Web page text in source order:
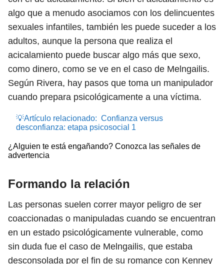
algo que a menudo asociamos con los delincuentes
sexuales infantiles, también les puede suceder a los
adultos, aunque la persona que realiza el
acicalamiento puede buscar algo más que sexo,
como dinero, como se ve en el caso de Melngailis.
Según Rivera, hay pasos que toma un manipulador
cuando prepara psicológicamente a una víctima.
💡Artículo relacionado: Confianza versus
desconfianza: etapa psicosocial 1
¿Alguien te está engañando? Conozca las señales de
advertencia
Formando la relación
Las personas suelen correr mayor peligro de ser
coaccionadas o manipuladas cuando se encuentran
en un estado psicológicamente vulnerable, como
sin duda fue el caso de Melngailis, que estaba
desconsolada por el fin de su romance con Kenney